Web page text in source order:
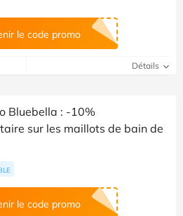
le code promo
Détails
Bluebella : -10%
sur les maillots de bain de
le code promo